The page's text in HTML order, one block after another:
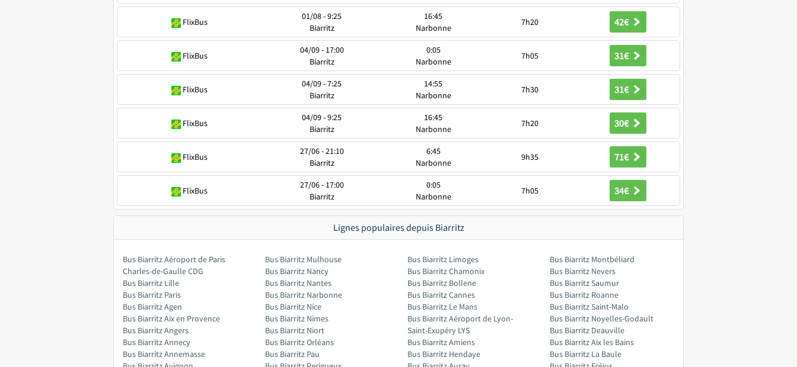
FlixBus
01/08 - 9:25
Biarritz
16:45
Narbonne
7h20 42€
FlixBus
04/09 - 17:00
Biarritz
0:05
Narbonne
7h05 31€
FlixBus
04/09 - 7:25
Biarritz
14:55
Narbonne
7h30 31€
FlixBus
04/09 - 9:25
Biarritz
16:45
Narbonne
7h20 30€
FlixBus
27/06 - 21:10
Biarritz
6:45
Narbonne
9h35 71€
FlixBus
27/06 - 17:00
Biarritz
0:05
Narbonne
7h05 34€
Lignes populaires depuis Biarritz
Bus Biarritz Aéroport de Paris
Charles-de-Gaulle CDG
Bus Biarritz Lille
Bus Biarritz Paris
Bus Biarritz Agen
Bus Biarritz Aix en Provence
Bus Biarritz Angers
Bus Biarritz Annecy
Bus Biarritz Annemasse
Bus Biarritz Mulhouse
Bus Biarritz Nancy
Bus Biarritz Nantes
Bus Biarritz Narbonne
Bus Biarritz Nice
Bus Biarritz Nimes
Bus Biarritz Niort
Bus Biarritz Orléans
Bus Biarritz Pau
Bus Biarritz Limoges
Bus Biarritz Chamonix
Bus Biarritz Bollene
Bus Biarritz Cannes
Bus Biarritz Le Mans
Bus Biarritz Aéroport de Lyon-
Saint-Exupéry LYS
Bus Biarritz Amiens
Bus Biarritz Hendaye
Bus Biarritz Montbéliard
Bus Biarritz Nevers
Bus Biarritz Saumur
Bus Biarritz Roanne
Bus Biarritz Saint-Malo
Bus Biarritz Noyelles-Godault
Bus Biarritz Deauville
Bus Biarritz Aix les Bains
Bus Biarritz La Baule